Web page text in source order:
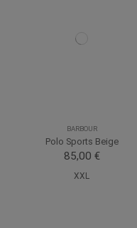
BARBOUR
Polo Sports Beige
85,00 €
XXL